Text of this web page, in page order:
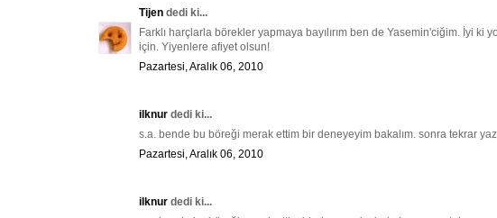
Tijen dedi ki...
Farklı harçlarla börekler yapmaya bayılırım ben de Yasemin'ciğim. İyi
için. Yiyenlere afiyet olsun!
Pazartesi, Aralık 06, 2010
ilknur dedi ki...
s.a. bende bu böreği merak ettim bir deneyeyim bakalım. sonra tekrar
Pazartesi, Aralık 06, 2010
ilknur dedi ki...